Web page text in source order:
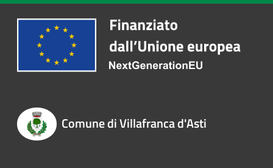
Comune di Villafranca d'Asti